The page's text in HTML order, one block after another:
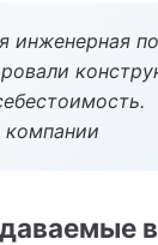
инженерная